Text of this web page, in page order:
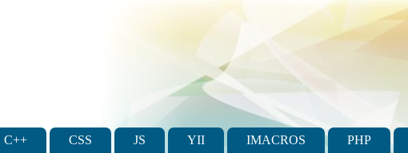
C++ CSS JS YII IMACROS PHP